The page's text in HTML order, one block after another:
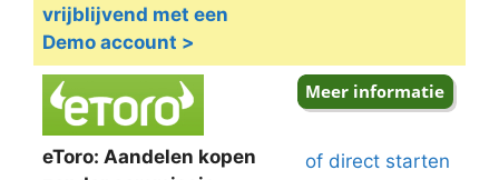
vrijblijvend met een
Demo account >
eToro: Aandelen kopen
of direct starten